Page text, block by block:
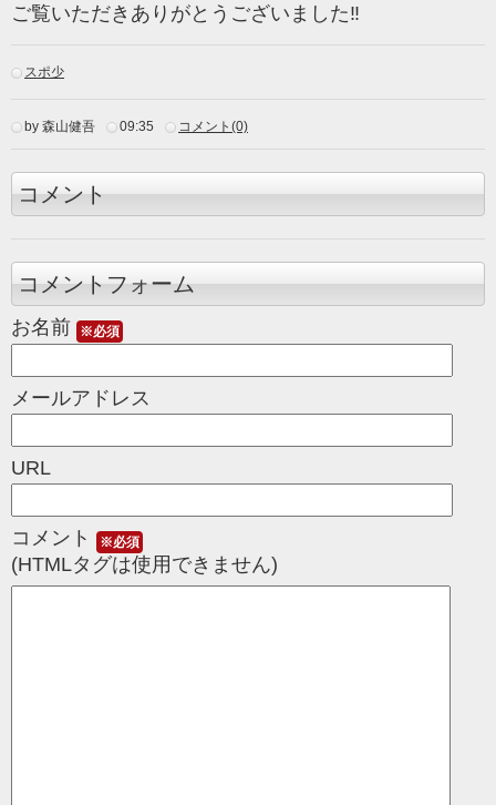
ご覧いただきありがとうございました‼
スポ少
by 森山健吾 09:35 コメント(0)
コメント
コメントフォーム
お名前 ※必須
メールアドレス
URL
コメント ※必須
(HTMLタグは使用できません)